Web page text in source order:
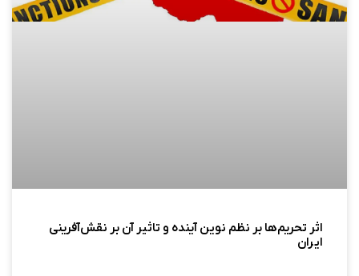
اثر تحریم‌ها بر نظم نوین آینده و تاثیر آن بر نقش‌آفرینی
ایران